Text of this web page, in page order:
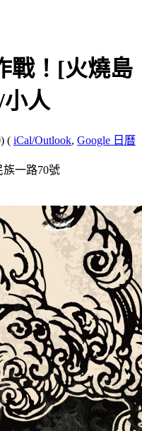
戰！[火燒島
人
( iCal/Outlook, Google 日曆
一路70號